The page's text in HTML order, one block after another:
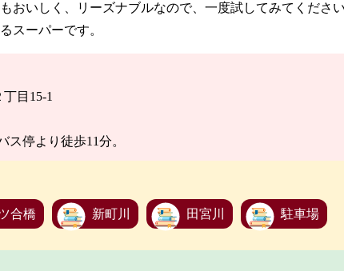
おいしく、リーズナブルなので、一度試してみてくださ
スーパーです。
目15-1
停より徒歩11分。
合橋 新町川 田宮川 駐車場